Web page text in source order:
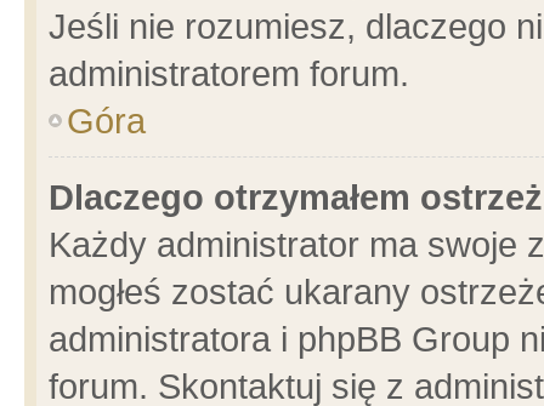
Jeśli nie rozumiesz, dlaczego
administratorem forum.
Góra
Dlaczego otrzymałem
Każdy administrator ma swoje
mogłeś zostać ukarany
administratora i phpBB Group
forum. Skontaktuj się z